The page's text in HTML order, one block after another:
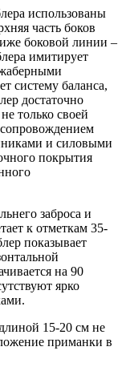
использованы
часть боков
боковой линии –
имитирует
систему баланса,
достаточно
только своей
и силовыми
покрытия
заброса и
к отметкам 35-
показывает
на 90
ярко
15-20 см не
приманки в